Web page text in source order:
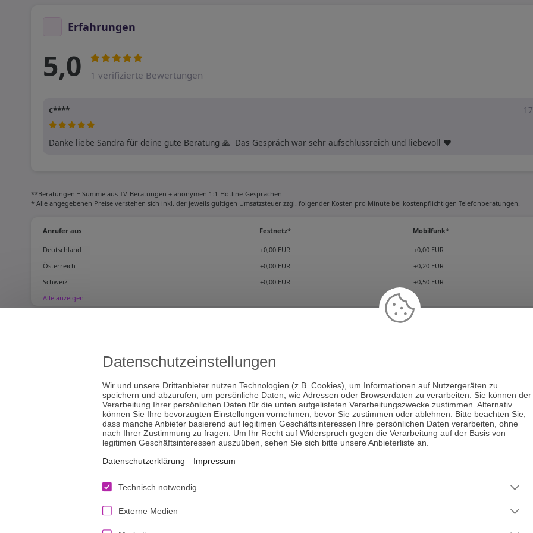
Erfahrungen
5,0 1 verifizierte Bewertungen
c****
Danke liebe Sandra für deine gute Beratung 🙏  Das Gespräch war sehr aufschlussreich und liebevoll ❤
**Beratungen = Summe aus TV-Beratungen + anonymen 1:1-Hotline-Gesprächen.
* Alle angegebenen Preise verstehen sich inkl. der jeweils gültigen Umsatzsteuer zzgl. folgender Kosten pro Minute bei kostenpflichtigen Telefonberatungen.
Anrufer aus Festnetz* Mobilfunk*
Deutschland +0,00 EUR
+0,00 EUR
Österreich
+0,00 EUR
+0,20 EUR
Schweiz
+0,00 EUR
+0,50 EUR
Alle anzeigen
Spirit TV – Fernsehen
und Telefonberatung
Folge uns
Sichere Zahlung
Weitere
Medium
Engelkontakt
Energie
Pendeln
Datenschutzeinstellungen
Wir und unsere Drittanbieter nutzen Technologien (z.B. Cookies), um Informationen auf Nutzergeräten zu
speichern und abzurufen, um persönliche Daten, wie Adressen oder Browserdaten zu verarbeiten. Sie können der
Verarbeitung Ihrer persönlichen Daten für die unten aufgelisteten Verarbeitungszwecke zustimmen. Alternativ
können Sie Ihre bevorzugten Einstellungen vornehmen, bevor Sie zustimmen oder ablehnen. Bitte beachten Sie,
dass manche Anbieter basierend auf legitimen Geschäftsinteressen Ihre persönlichen Daten verarbeiten, ohne
nach Ihrer Zustimmung zu fragen. Um Ihr Recht auf Widerspruch gegen die Verarbeitung auf der Basis von
legitimen Geschäftsinteressen auszuüben, sehen Sie sich bitte unsere Anbieterliste an.
Datenschutzerklärung
Impressum
Technisch notwendig
Externe Medien